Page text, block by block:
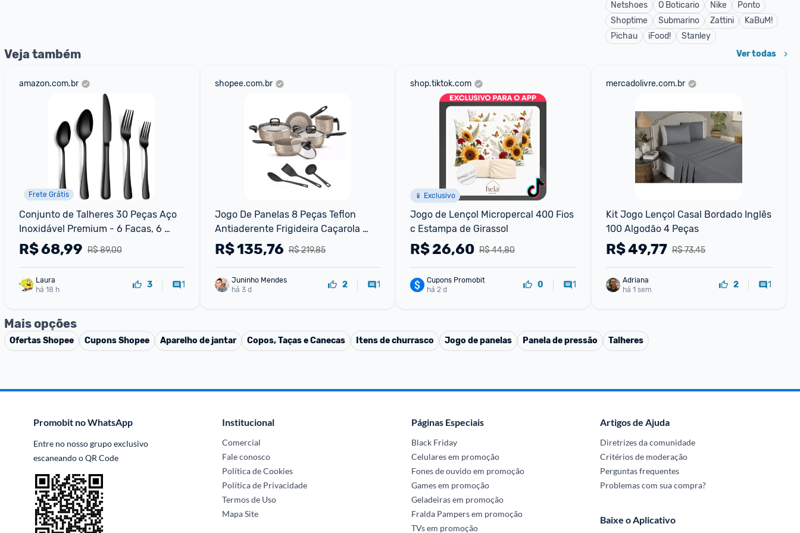
Netshoes
O Boticario Nike
Ponto
Shoptime
Submarino Zattini
KaBuM!
Pichau
iFood! Stanley
Veja também Ver todas
amazon.com.br
Frete Grátis
Conjunto de Talheres 30 Peças Aço
Inoxidável Premium - 6 Facas, 6
Garfos, 6 Colheres, 6 Garfos Salada,
6 Colheres Chá - Presente Elegante
para Cas
R$ 89,00
R$68,99
Laura
há 18 h
3 1
shopee.com.br
Jogo De Panelas 8 Peças Teflon
Antiaderente Frigideira Caçarola
Fervedor Talheres Tampa De Vidro
R$ 219,85
R$135,76
Juninho Mendes
há 3 d
2 1
shop.tiktok.com
📱 Exclusivo
Jogo de Lençol Micropercal 400 Fios
c Estampa de Girassol
R$ 44,80
R$26,60
Cupons Promobit
há 2 d
0 1
mercadolivre.com.br
Kit Jogo Lençol Casal Bordado Inglês
100 Algodão 4 Peças
R$ 73,45
R$49,77
Adriana
há 1 sem
2 1
Mais opções
OfertasShopee CuponsShopee Aparelho de jantar Copos, Taças e Canecas Itens de churrasco Jogo de panelas Panela de pressão Talheres
Promobit no WhatsApp
Entre no nosso grupo exclusivo
escaneando o QR Code
Institucional
Comercial
Fale conosco
Política de Cookies
Política de Privacidade
Termos de Uso
Mapa Site
Páginas Especiais
Black Friday
Celulares em promoção
Fones de ouvido em promoção
Games em promoção
Geladeiras em promoção
Fralda Pampers em promoção
TVs em promoção
Artigos de Ajuda
Diretrizes da comunidade
Critérios de moderação
Perguntas frequentes
Problemas com sua compra?
Baixe o Aplicativo